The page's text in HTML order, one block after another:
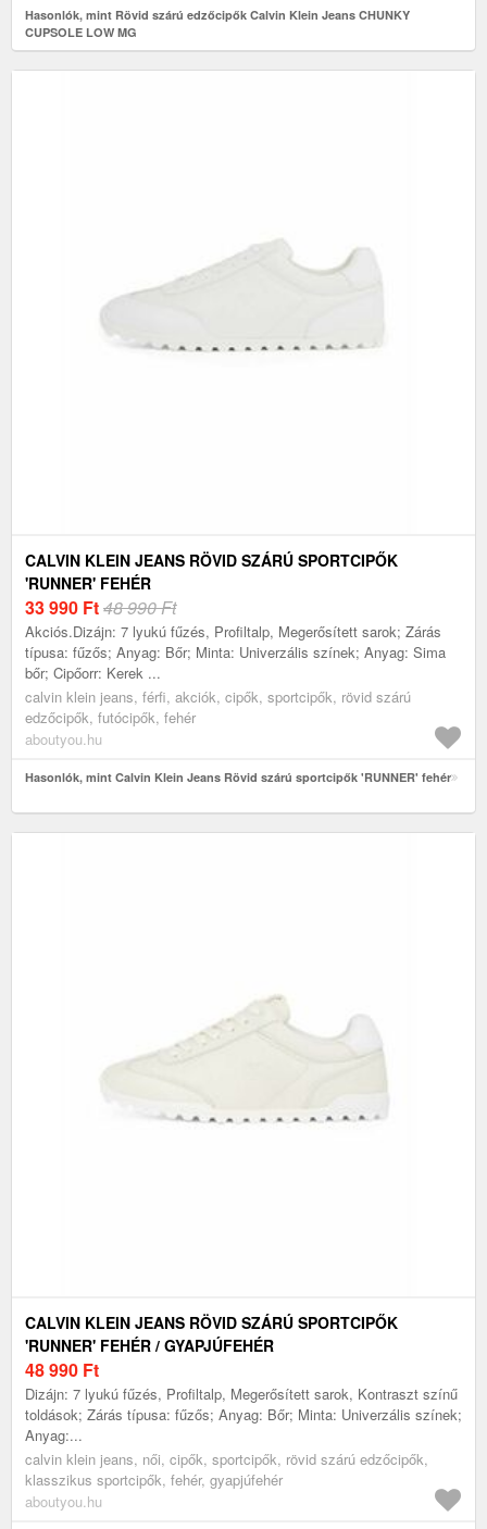
Hasonlók, mint Rövid szárú edzőcipők Calvin Klein Jeans CHUNKY
CUPSOLE LOW MG
CALVIN KLEIN JEANS RÖVID SZÁRÚ SPORTCIPŐK
'RUNNER' FEHÉR
33 990 Ft48 990 Ft
Akciós.Dizájn: 7 lyukú fűzés, Profiltalp, Megerősített sarok; Zárás
típusa: fűzős; Anyag: Bőr; Minta: Univerzális színek; Anyag: Sima
bőr; Cipőorr: Kerek ...
calvin klein jeans, férfi, akciók, cipők, sportcipők, rövid szárú
edzőcipők, futócipők, fehér
aboutyou.hu
Hasonlók, mint Calvin Klein Jeans Rövid szárú sportcipők 'RUNNER' fehér
CALVIN KLEIN JEANS RÖVID SZÁRÚ SPORTCIPŐK
'RUNNER' FEHÉR / GYAPJÚFEHÉR
48 990 Ft
Dizájn: 7 lyukú fűzés, Profiltalp, Megerősített sarok, Kontraszt színű
toldások; Zárás típusa: fűzős; Anyag: Bőr; Minta: Univerzális színek;
Anyag:...
calvin klein jeans, női, cipők, sportcipők, rövid szárú edzőcipők,
klasszikus sportcipők, fehér, gyapjúfehér
aboutyou.hu